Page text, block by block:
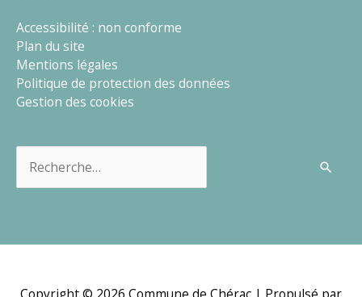
Accessibilité : non conforme
Plan du site
Mentions légales
Politique de protection des données
Gestion des cookies
Copyright © 2026 Commune de Chérac | Propulsé par